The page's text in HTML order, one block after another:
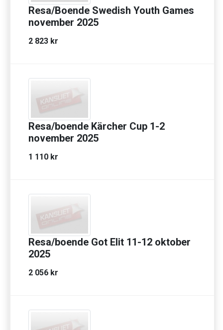
Resa/Boende Swedish Youth Games
november 2025
2 823 kr
Resa/boende Kärcher Cup 1-2
november 2025
1 110 kr
Resa/boende Got Elit 11-12 oktober
2025
2 056 kr